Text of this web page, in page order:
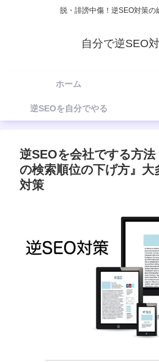
脱・誹謗中傷！逆SEO対策の
自分で逆SEO
ホーム
逆SEOを自分でやる
逆SEOを会社でする方法
の検索順位の下げ方』大
対策